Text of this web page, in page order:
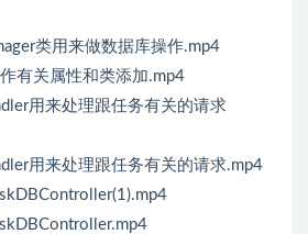
类用来做数据库操作.mp4
有关属性和类添加.mp4
用来处理跟任务有关的请求
用来处理跟任务有关的请求.mp4